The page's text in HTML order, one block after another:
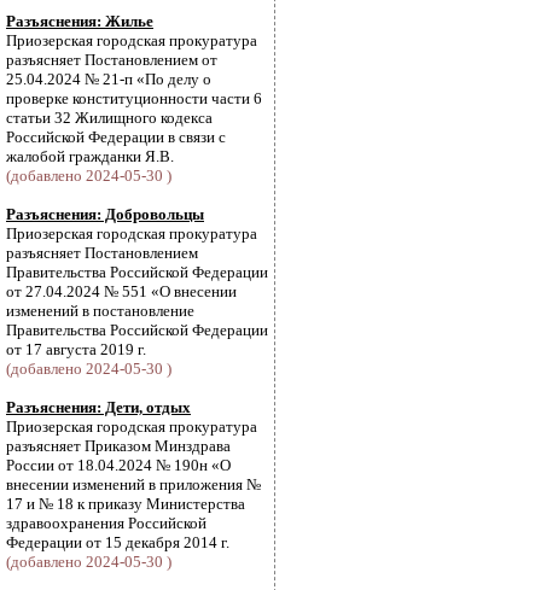
Разъяснения: Жилье
Приозерская городская прокуратура
разъясняет Постановлением от
25.04.2024 № 21-п «По делу о
проверке конституционности части 6
статьи 32 Жилищного кодекса
Российской Федерации в связи с
жалобой гражданки Я.В.
(добавлено 2024-05-30 )
Разъяснения: Добровольцы
Приозерская городская прокуратура
разъясняет Постановлением
Правительства Российской Федерации
от 27.04.2024 № 551 «О внесении
изменений в постановление
Правительства Российской Федерации
от 17 августа 2019 г.
(добавлено 2024-05-30 )
Разъяснения: Дети, отдых
Приозерская городская прокуратура
разъясняет Приказом Минздрава
России от 18.04.2024 № 190н «О
внесении изменений в приложения №
17 и № 18 к приказу Министерства
здравоохранения Российской
Федерации от 15 декабря 2014 г.
(добавлено 2024-05-30 )